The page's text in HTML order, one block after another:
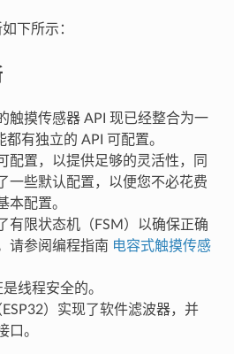
下所示：
触摸传感器 API 现已经整合为一
有独立的 API 可配置。
配置，以提供足够的灵活性，同
一些默认配置，以便您不必花费
本配置。
有限状态机（FSM）以确保正确
请参阅编程指南 电容式触摸传感
线程安全的。
）实现了软件滤波器，并
口。